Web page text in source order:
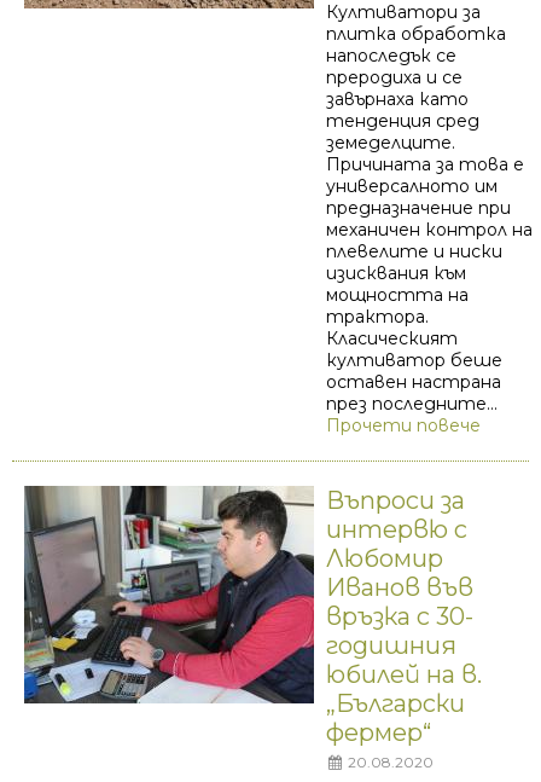
Култиватори за
плитка обработка
напоследък се
преродиха и се
завърнаха като
тенденция сред
земеделците.
Причината за това е
универсалното им
предназначение при
механичен контрол на
плевелите и ниски
изисквания към
мощността на
трактора.
Класическият
култиватор беше
оставен настрана
през последните...
Прочети повече
Въпроси за
интервю с
Любомир
Иванов във
връзка с 30-
годишния
юбилей на в.
„Български
фермер“
20.08.2020